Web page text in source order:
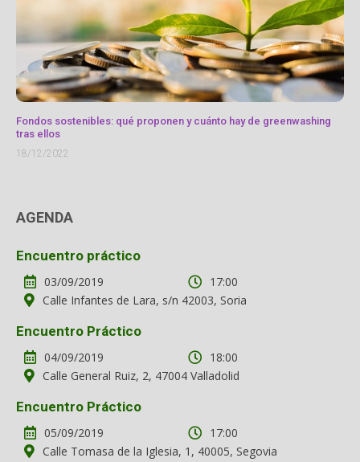
Fondos sostenibles: qué proponen y cuánto hay de greenwashing
tras ellos
18/12/2022
AGENDA
Encuentro práctico
03/09/2019
17:00
Calle Infantes de Lara, s/n 42003, Soria
Encuentro Práctico
04/09/2019
18:00
Calle General Ruiz, 2, 47004 Valladolid
Encuentro Práctico
05/09/2019
17:00
Calle Tomasa de la Iglesia, 1, 40005, Segovia